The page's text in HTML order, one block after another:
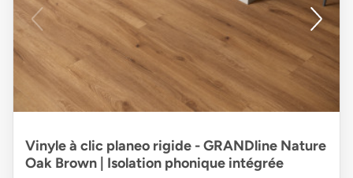
Vinyle à clic planeo rigide - GRANDline Nature
Oak Brown | Isolation phonique intégrée